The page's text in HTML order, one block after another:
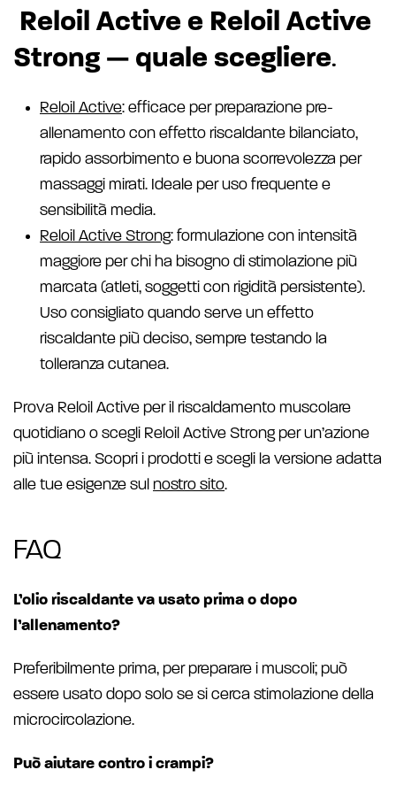
Reloil Active e Reloil Active
Strong — quale scegliere.
Reloil Active: efficace per preparazione pre-
allenamento con effetto riscaldante bilanciato,
rapido assorbimento e buona scorrevolezza per
massaggi mirati. Ideale per uso frequente e
sensibilità media.
Reloil Active Strong: formulazione con intensità
maggiore per chi ha bisogno di stimolazione più
marcata (atleti, soggetti con rigidità persistente).
Uso consigliato quando serve un effetto
riscaldante più deciso, sempre testando la
tolleranza cutanea.
Prova Reloil Active per il riscaldamento muscolare
quotidiano o scegli Reloil Active Strong per un’azione
più intensa. Scopri i prodotti e scegli la versione adatta
alle tue esigenze sul nostro sito.
FAQ
L’olio riscaldante va usato prima o dopo
l’allenamento?
Preferibilmente prima, per preparare i muscoli; può
essere usato dopo solo se si cerca stimolazione della
microcircolazione.
Può aiutare contro i crampi?